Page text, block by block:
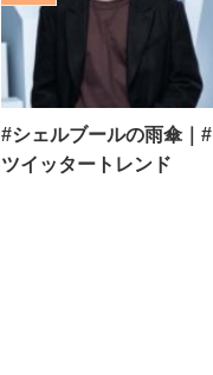
#シェルブールの雨傘｜#
ツイッタートレンド